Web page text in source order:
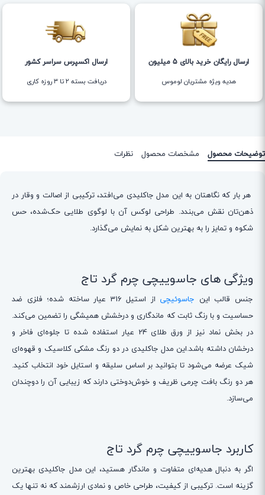
ارسال رایگان خرید بالای 5 میلیون
هدیه ویژه مشتریان لوموس
ارسال اکسپرس سراسر کشور
دریافت بسته ۲ تا ۳ روزه کاری
توضیحات محصول مشخصات محصول نظرات
هر بار که نگاهتان به این مدل جاکلیدی می‌افتد، ترکیبی از اصالت و وقار در
ذهن‌تان نقش می‌بندد. طراحی لوکس آن با لوگوی طلایی حک‌شده، حس
شکوه و تمایز را به بهترین شکل به نمایش می‌گذارد.
ویژگی های جاسوییچی چرم گرد تاج
جنس قالب این جاسوئیچی
از استیل 316 عیار ساخته شده؛ فلزی ضد
حساسیت و با رنگ ثابت که ماندگاری و درخشش همیشگی را تضمین می‌کند.
در بخش نماد نیز از ورق طلای 24 عیار استفاده شده تا جلوه‌ای فاخر و
درخشان داشته باشد.این مدل جاکلیدی در دو رنگ مشکی کلاسیک و قهوه‌ای
شیک عرضه می‌شود تا بتوانید بر اساس سلیقه و استایل خود انتخاب کنید.
هر دو رنگ بافت چرمی ظریف و خوش‌دوختی دارند که زیبایی آن را دوچندان
می‌سازد.
کاربرد جاسوییچی چرم گرد تاج
اگر به دنبال هدیه‌ای متفاوت و ماندگار هستید، این مدل جاکلیدی بهترین
گزینه است. ترکیبی از کیفیت، طراحی خاص و نمادی ارزشمند که نه تنها یک